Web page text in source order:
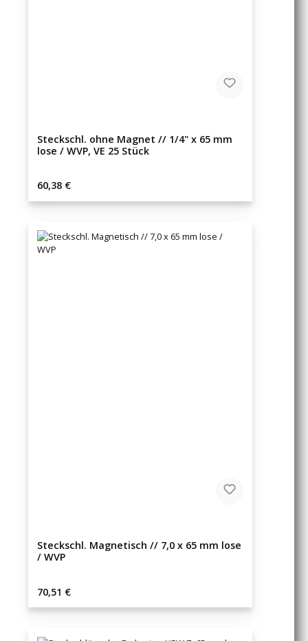
Steckschl. ohne Magnet // 1/4" x 65 mm
lose / WVP, VE 25 Stück
Regulärer Preis:
60,38 €
Steckschl. Magnetisch // 7,0 x 65 mm lose
/ WVP
Regulärer Preis:
70,51 €